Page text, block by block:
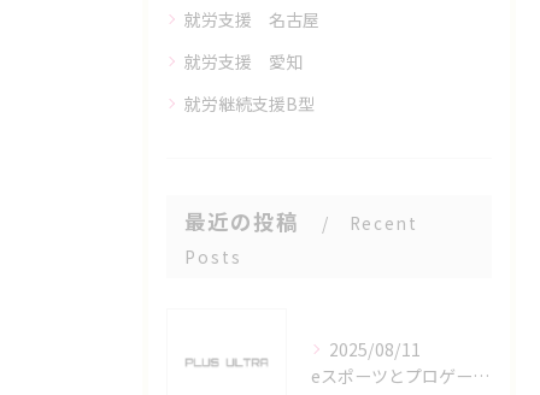
就労支援 名古屋
就労支援 愛知
就労継続支援B型
最近の投稿
Recent
Posts
2025/08/11
eスポーツとプロゲーマーを六番町駅で目指すための実践ガイド